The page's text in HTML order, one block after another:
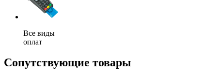
Все виды
оплат
Сопутствующие товары